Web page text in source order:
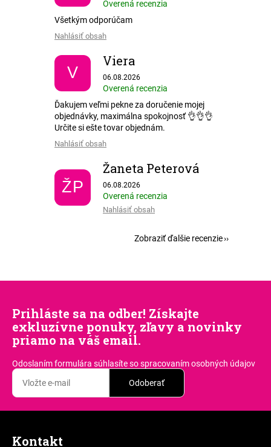
Overená recenzia
Všetkým odporúčam
Nahlásiť obsah
V
Viera
Hodnotenie obchodu je 5 z 5 hviezdičiek.
06.08.2026
Overená recenzia
Ďakujem veľmi pekne za doručenie mojej
objednávky, maximálna spokojnosť 👌👌👌
Určite si ešte tovar objednám.
Nahlásiť obsah
ŽP
Žaneta Peterová
Hodnotenie obchodu je 5 z 5 hviezdičiek.
06.08.2026
Overená recenzia
Nahlásiť obsah
Zobraziť ďalšie recenzie
Prihláste sa na odber! Získajte
exkluzívne ponuky, zľavy a novinky
priamo na váš email.
Odoslaním formulára súhlasíteso spracovaním osobných údajov
Odoberať
Kontakt